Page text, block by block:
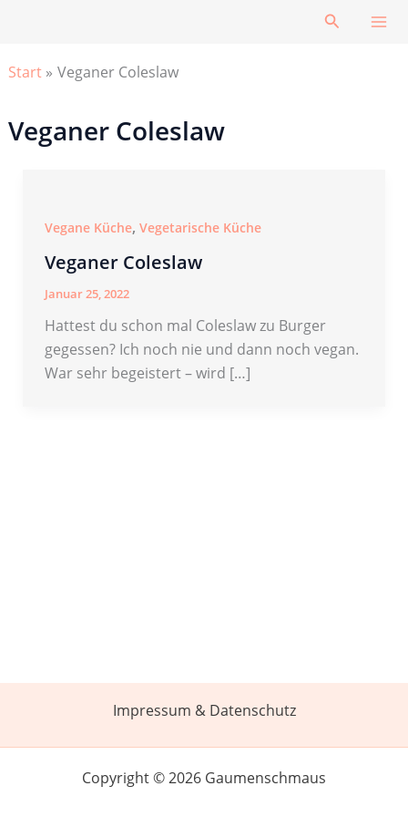
Suchen
Start Veganer Coleslaw
Veganer Coleslaw
Vegane Küche, Vegetarische Küche
Veganer Coleslaw
Januar 25, 2022
Hattest du schon mal Coleslaw zu Burger
gegessen? Ich noch nie und dann noch vegan.
War sehr begeistert – wird […]
Impressum & Datenschutz
Copyright © 2026 Gaumenschmaus